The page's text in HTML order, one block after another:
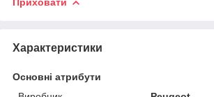
Характеристики
Основні атрибути